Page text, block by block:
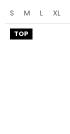
S
M L XL
TOP